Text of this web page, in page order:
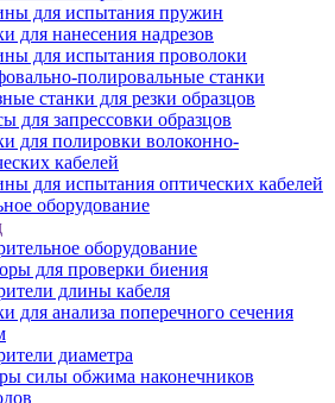
для испытания пружин
для нанесения надрезов
для испытания проволоки
полировальные станки
станки для резки образцов
для запрессовки образцов
для полировки волоконно-
кабелей
для испытания оптических кабелей
оборудование
оборудование
для проверки биения
длины кабеля
для анализа поперечного сечения
диаметра
силы обжима наконечников